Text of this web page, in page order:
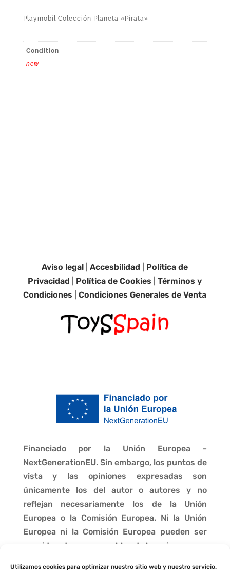
Utilizamos cookies para optimizar nuestro sitio web y nuestro servicio.
Playmobil Colección Planeta «Pirata»
Condition
new
Aviso legal |Accesbilidad
Política de
Privacidad
Política de Cookies |Términos y
Condiciones |Condiciones Generales de Venta
Financiado por la Unión Europea –
NextGenerationEU. Sin embargo, los puntos de
vista y las opiniones expresadas son
únicamente los del autor o autores y no
reflejan necesariamente los de la Unión
Europea o la Comisión Europea. Ni la Unión
Europea ni la Comisión Europea pueden ser
consideradas responsables de las mismas.